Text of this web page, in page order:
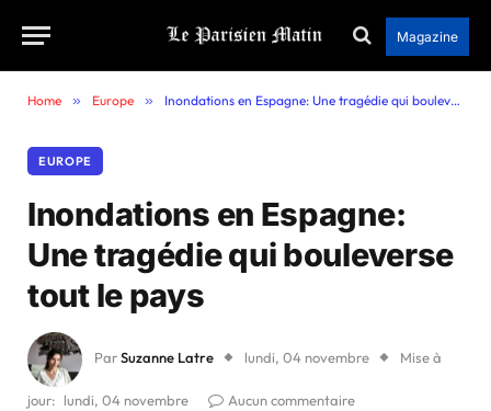
Magazine
Home » Europe » Inondations en Espagne: Une tragédie qui bouleverse tout le pays
EUROPE
Inondations en Espagne:
Une tragédie qui bouleverse
tout le pays
ParSuzanne Latre lundi, 04 novembre Mise à
jour: lundi, 04 novembre
Aucun commentaire